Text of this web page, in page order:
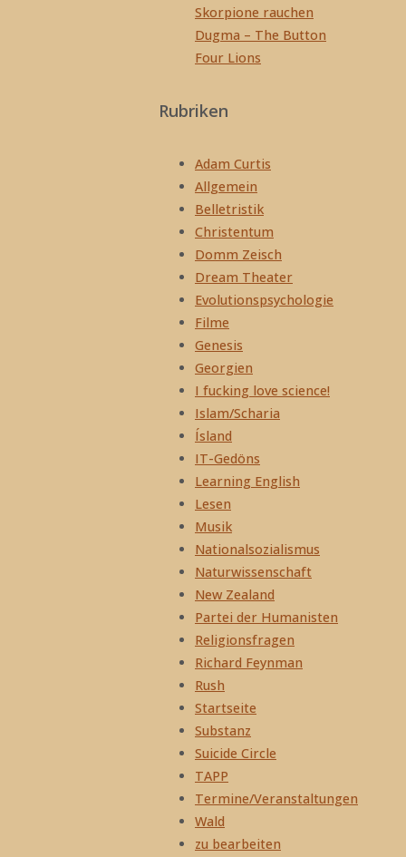
Skorpione rauchen
Dugma – The Button
Four Lions
Rubriken
Adam Curtis
Allgemein
Belletristik
Christentum
Domm Zeisch
Dream Theater
Evolutionspsychologie
Filme
Genesis
Georgien
I fucking love science!
Islam/Scharia
Ísland
IT-Gedöns
Learning English
Lesen
Musik
Nationalsozialismus
Naturwissenschaft
New Zealand
Partei der Humanisten
Religionsfragen
Richard Feynman
Rush
Startseite
Substanz
Suicide Circle
TAPP
Termine/Veranstaltungen
Wald
zu bearbeiten